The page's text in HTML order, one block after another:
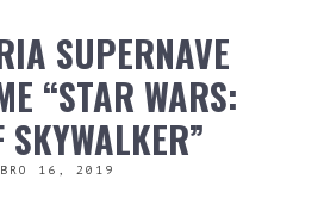
SUPERNAVE
“STAR WARS:
16, 2019